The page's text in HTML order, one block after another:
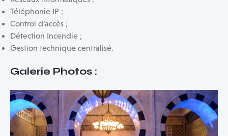
Téléphonie IP ;
Control d’accès ;
Détection Incendie ;
Gestion technique centralisé.
Galerie Photos :